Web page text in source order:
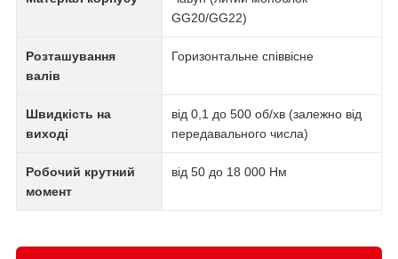
GG20/GG22)
Розташування
валів
Горизонтальне співвісне
Швидкість на
виході
від 0,1 до 500 об/хв (залежно від
передавального числа)
Робочий крутний
момент
від 50 до 18 000 Нм